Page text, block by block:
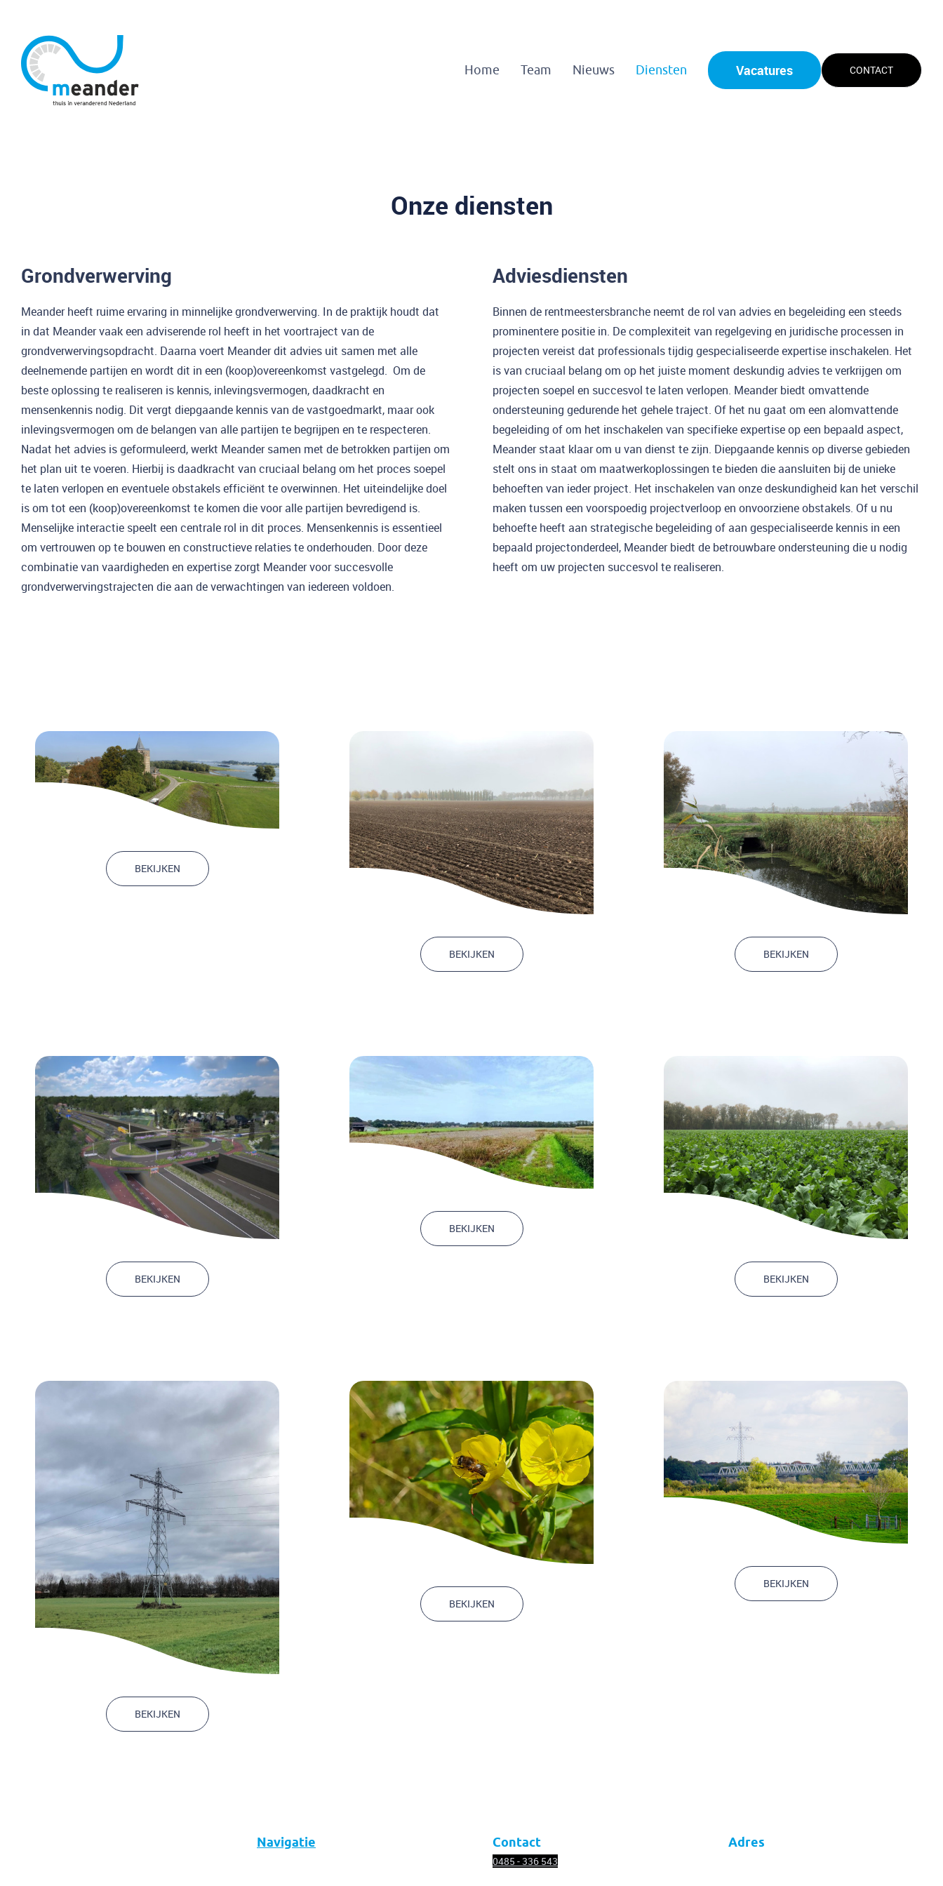
Home Team Nieuws Diensten Vacatures CONTACT
Onze diensten
Grondverwerving
Meander heeft ruime ervaring in minnelijke grondverwerving. In de praktijk houdt dat
in dat Meander vaak een adviserende rol heeft in het voortraject van de
grondverwervingsopdracht. Daarna voert Meander dit advies uit samen met alle
deelnemende partijen en wordt dit in een (koop)overeenkomst vastgelegd. Om de
beste oplossing te realiseren is kennis, inlevingsvermogen, daadkracht en
mensenkennis nodig. Dit vergt diepgaande kennis van de vastgoedmarkt, maar ook
inlevingsvermogen om de belangen van alle partijen te begrijpen en te respecteren.
Nadat het advies is geformuleerd, werkt Meander samen met de betrokken partijen om
het plan uit te voeren. Hierbij is daadkracht van cruciaal belang om het proces soepel
te laten verlopen en eventuele obstakels efficiënt te overwinnen. Het uiteindelijke doel
is om tot een (koop)overeenkomst te komen die voor alle partijen bevredigend is.
Menselijke interactie speelt een centrale rol in dit proces. Mensenkennis is essentieel
om vertrouwen op te bouwen en constructieve relaties te onderhouden. Door deze
combinatie van vaardigheden en expertise zorgt Meander voor succesvolle
grondverwervingstrajecten die aan de verwachtingen van iedereen voldoen.
Adviesdiensten
Binnen de rentmeestersbranche neemt de rol van advies en begeleiding een steeds
prominentere positie in. De complexiteit van regelgeving en juridische processen in
projecten vereist dat professionals tijdig gespecialiseerde expertise inschakelen. Het
is van cruciaal belang om op het juiste moment deskundig advies te verkrijgen om
projecten soepel en succesvol te laten verlopen. Meander biedt omvattende
ondersteuning gedurende het gehele traject. Of het nu gaat om een alomvattende
begeleiding of om het inschakelen van specifieke expertise op een bepaald aspect,
Meander staat klaar om u van dienst te zijn. Diepgaande kennis op diverse gebieden
stelt ons in staat om maatwerkoplossingen te bieden die aansluiten bij de unieke
behoeften van ieder project. Het inschakelen van onze deskundigheid kan het verschil
maken tussen een voorspoedig projectverloop en onvoorziene obstakels. Of u nu
behoefte heeft aan strategische begeleiding of aan gespecialiseerde kennis in een
bepaald projectonderdeel, Meander biedt de betrouwbare ondersteuning die u nodig
heeft om uw projecten succesvol te realiseren.
BEKIJKEN
BEKIJKEN BEKIJKEN
BEKIJKEN
BEKIJKEN
BEKIJKEN
BEKIJKEN
BEKIJKEN
BEKIJKEN
Navigatie Contact
0485 - 336 543
Adres